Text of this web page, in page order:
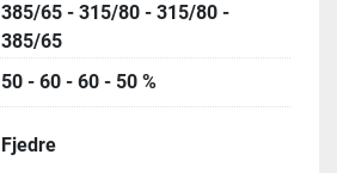
385/65 - 315/80 - 315/80 -
385/65
50 - 60 - 60 - 50 %
Fjedre